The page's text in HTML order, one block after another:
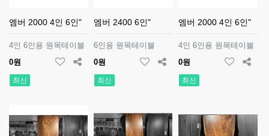
엠버 2000 4인 6인"
4인 6인용 원목테이블
0원
최신
엠버 2400 6인"
6인용 원목테이블
0원
최신
엠버 2000 4인 6인"
4인 6인용 원목테이블
0원
최신